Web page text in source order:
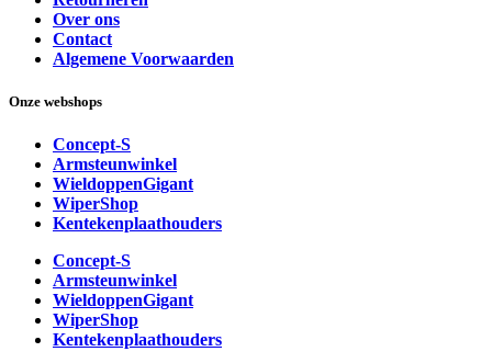
Over ons
Contact
Algemene Voorwaarden
Onze webshops
Concept-S
Armsteunwinkel
WieldoppenGigant
WiperShop
Kentekenplaathouders
Concept-S
Armsteunwinkel
WieldoppenGigant
WiperShop
Kentekenplaathouders